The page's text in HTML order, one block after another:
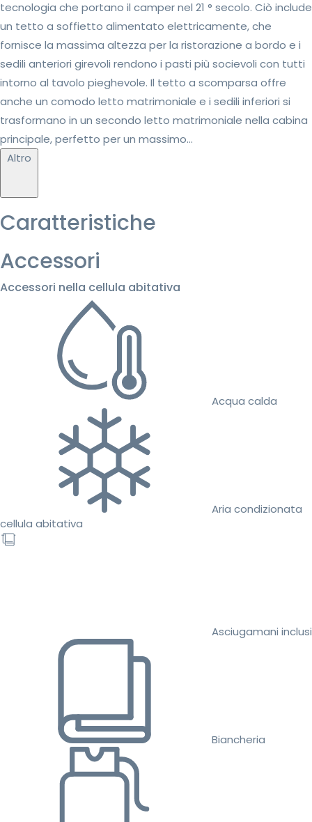
tecnologia che portano il camper nel 21 ° secolo. Ciò include
un tetto a soffietto alimentato elettricamente, che
fornisce la massima altezza per la ristorazione a bordo e i
sedili anteriori girevoli rendono i pasti più socievoli con tutti
intorno al tavolo pieghevole. Il tetto a scomparsa offre
anche un comodo letto matrimoniale e i sedili inferiori si
trasformano in un secondo letto matrimoniale nella cabina
principale, perfetto per un massimo...
Altro
Caratteristiche
Accessori
Accessori nella cellula abitativa
Acqua calda
Aria condizionata
cellula abitativa
Asciugamani inclusi
Biancheria